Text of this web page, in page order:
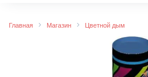
Главная Магазин Цветной дым